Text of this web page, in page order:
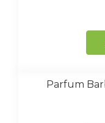
Parfum